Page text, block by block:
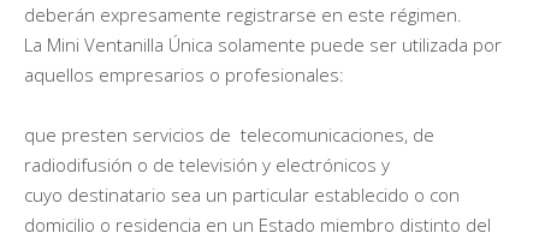
deberán expresamente registrarse en este régimen.
La Mini Ventanilla Única solamente puede ser utilizada por
aquellos empresarios o profesionales:
que presten servicios de telecomunicaciones, de
radiodifusión o de televisión y electrónicos y
cuyo destinatario sea un particular establecido o con
domicilio o residencia en un Estado miembro distinto del